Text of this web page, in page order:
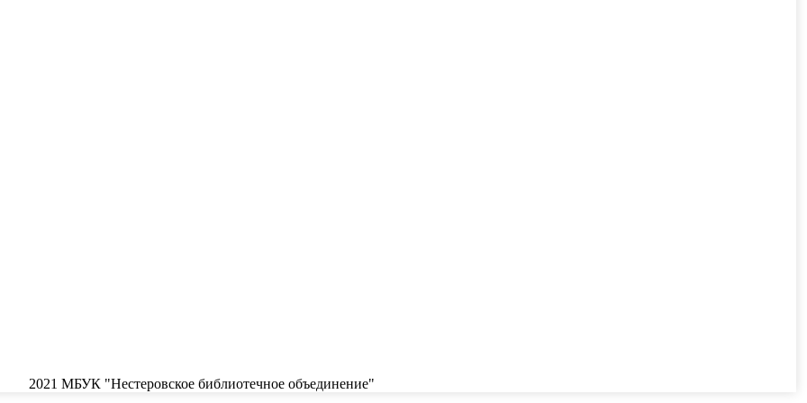
2021 МБУК "Нестеровское библиотечное объединение"